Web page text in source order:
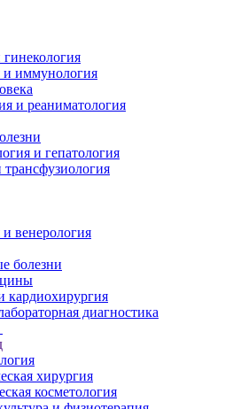
и иммунология
и реаниматология
и гепатология
трансфузиология
венерология
болезни
кардиохирургия
диагностика
хирургия
косметология